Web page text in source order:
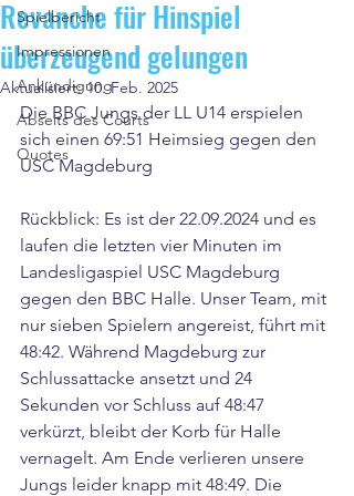
Spielbericht
Impressionen
Ankündigung
Abseits des Courts
Quotes
Revanche für Hinspiel
überzeugend gelungen
Aktualisiert:10. Feb. 2025
Die BBC Jungs der LL U14 erspielen
sich einen 69:51 Heimsieg gegen den
USC Magdeburg
Rückblick: Es ist der 22.09.2024 und es
laufen die letzten vier Minuten im
Landesligaspiel USC Magdeburg
gegen den BBC Halle. Unser Team, mit
nur sieben Spielern angereist, führt mit
48:42. Während Magdeburg zur
Schlussattacke ansetzt und 24
Sekunden vor Schluss auf 48:47
verkürzt, bleibt der Korb für Halle
vernagelt. Am Ende verlieren unsere
Jungs leider knapp mit 48:49. Die